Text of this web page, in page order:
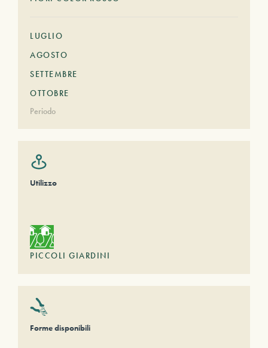
LUGLIO
AGOSTO
SETTEMBRE
OTTOBRE
Periodo
Utilizzo
PICCOLI GIARDINI
Forme disponibili